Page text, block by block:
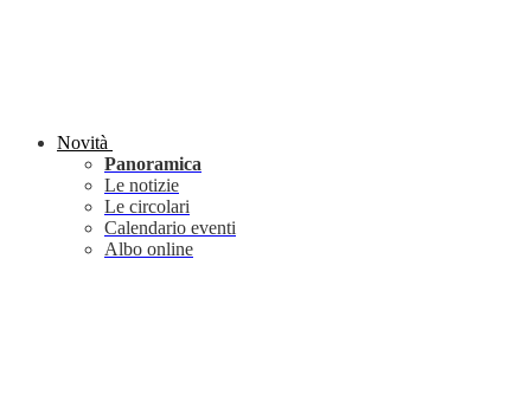
Novità
Panoramica
Le notizie
Le circolari
Calendario eventi
Albo online